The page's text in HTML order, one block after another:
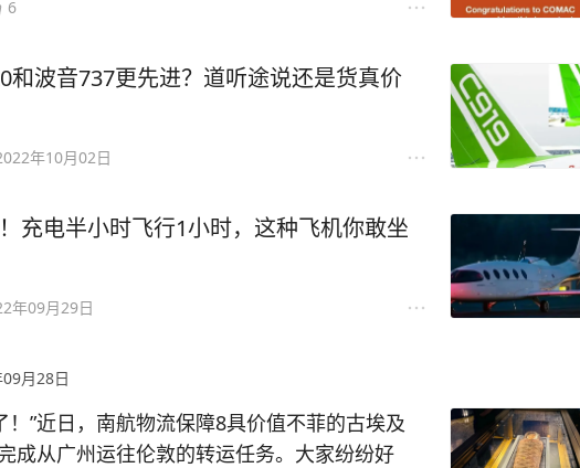
。
机舱，期间还不断爆出辱骂字眼，场面令人难
男子说尽了好话，可男子一点也不领情。
了重视就有了理，不仅没听从机组人员的劝告
拽空保人员的领口推来推去。
干线客机，于2007年立项，2017年首飞。
探索出一条中国设计、系统集成、全球招标、逐
于迎来了第一次“大考”取得型号合格证，以表
标准和环保要求。
造巨头的欧洲空客公司和美国波音公司实际上
对中国C919飞机在未来可能对民航领域的冲击
6
和波音737更先进？道听途说还是货真价
年10月02日
充电半小时飞行1小时，这种飞机你敢坐
年09月29日
月28日
！”近日，南航物流保障8具价值不菲的古埃及
成从广州运往伦敦的转运任务。大家纷纷好